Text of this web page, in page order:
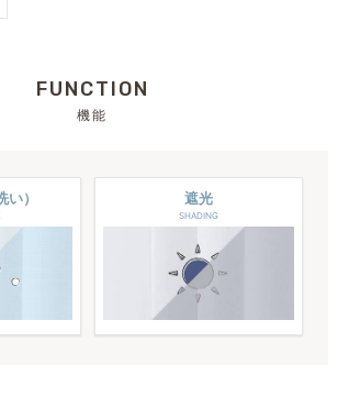
FUNCTION
機能
） 遮光
SHADING